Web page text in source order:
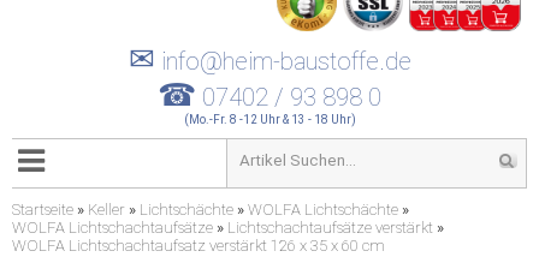
✉ info@heim-baustoffe.de
☎ 07402 / 93 898 0
(Mo.-Fr. 8 -12 Uhr & 13 - 18 Uhr)
Startseite » Keller » Lichtschächte » WOLFA Lichtschächte »
WOLFA Lichtschachtaufsätze » Lichtschachtaufsätze verstärkt »
WOLFA Lichtschachtaufsatz verstärkt 126 x 35 x 60 cm